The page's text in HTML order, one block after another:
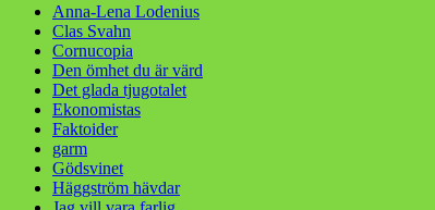
Anna-Lena Lodenius
Clas Svahn
Cornucopia
Den ömhet du är värd
Det glada tjugotalet
Ekonomistas
Faktoider
garm
Gödsvinet
Häggström hävdar